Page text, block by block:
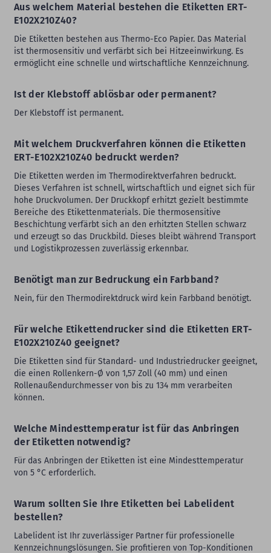
Aus welchem Material bestehen die Etiketten ERT-
E102X210Z40?
Die Etiketten bestehen aus Thermo-Eco Papier. Das Material
ist thermosensitiv und verfärbt sich bei Hitzeeinwirkung. Es
ermöglicht eine schnelle und wirtschaftliche Kennzeichnung.
Ist der Klebstoff ablösbar oder permanent?
Der Klebstoff ist permanent.
Mit welchem Druckverfahren können die Etiketten
ERT-E102X210Z40 bedruckt werden?
Die Etiketten werden im Thermodirektverfahren bedruckt.
Dieses Verfahren ist schnell, wirtschaftlich und eignet sich für
hohe Druckvolumen. Der Druckkopf erhitzt gezielt bestimmte
Bereiche des Etikettenmaterials. Die thermosensitive
Beschichtung verfärbt sich an den erhitzten Stellen schwarz
und erzeugt so das Druckbild. Dieses bleibt während Transport
und Logistikprozessen zuverlässig erkennbar.
Benötigt man zur Bedruckung ein Farbband?
Nein, für den Thermodirektdruck wird kein Farbband benötigt.
Für welche Etikettendrucker sind die Etiketten ERT-
E102X210Z40 geeignet?
Die Etiketten sind für Standard- und Industriedrucker geeignet,
die einen Rollenkern-Ø von 1,57 Zoll (40 mm) und einen
Rollenaußendurchmesser von bis zu 134 mm verarbeiten
können.
Welche Mindesttemperatur ist für das Anbringen
der Etiketten notwendig?
Für das Anbringen der Etiketten ist eine Mindesttemperatur
von 5 °C erforderlich.
Warum sollten Sie Ihre Etiketten bei Labelident
bestellen?
Labelident ist Ihr zuverlässiger Partner für professionelle
Kennzeichnungslösungen. Sie profitieren von Top-Konditionen